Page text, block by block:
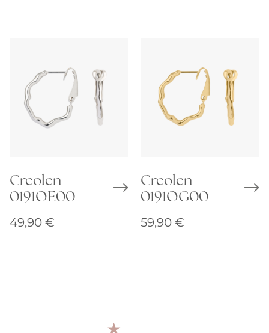
Creolen
0191OE00
49,90 €
Creolen
0191OG00
59,90 €